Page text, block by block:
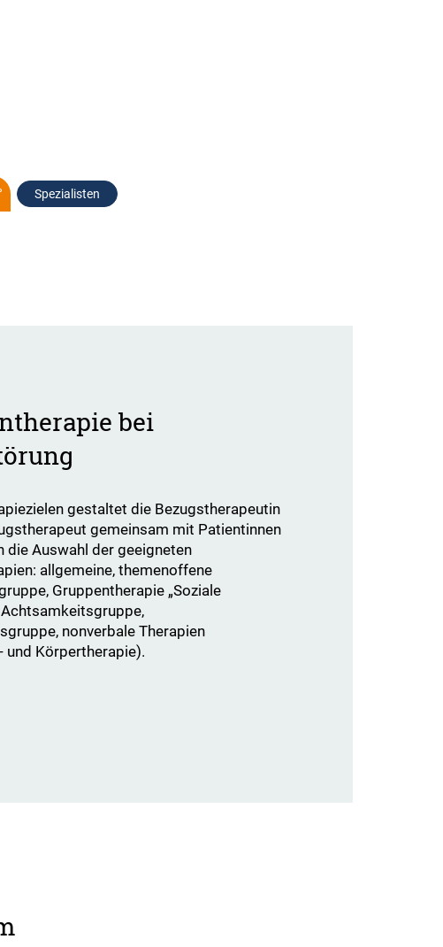
Spezialisten
bei
gestaltet die Bezugstherapeutin
gemeinsam mit Patientinnen
die Auswahl der geeigneten
allgemeine, themenoffene
Gruppentherapie „Soziale
Achtsamkeitsgruppe,
nonverbale Therapien
und Körpertherapie).